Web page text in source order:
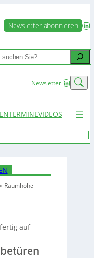
Newsletter abonnieren LinkedIn
NewsletterLinkedIn
TERMINEVIDEOS
Raumhohe
auf